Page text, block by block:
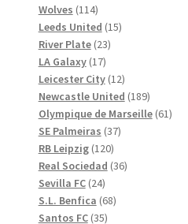
Wolves 114114
produkter
Leeds United 1515
River Plate 2323
LA Galaxy 1717
produkter
Leicester City 1212
produkter
Newcastle United 189189
produkter
Olympique de Marseille 6161
SE Palmeiras 3737
RB Leipzig 120120
produkter
Real Sociedad 3636
Sevilla FC 2424
produkter
S.L. Benfica 6868
Santos FC 3535